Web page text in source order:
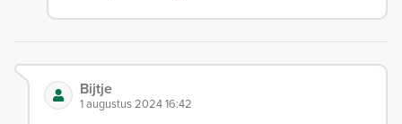
Bijtje
1 augustus 2024 16:42